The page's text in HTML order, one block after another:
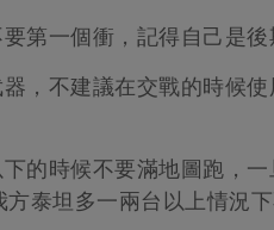
第一個衝，記得自己是後
，不建議在交戰的時候
的時候不要滿地圖跑，
方泰坦多一兩台以上情況